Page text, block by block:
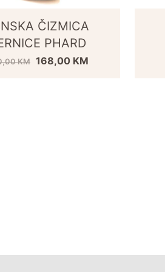
ČIZMICA
PHARD
KM 168,00 KM